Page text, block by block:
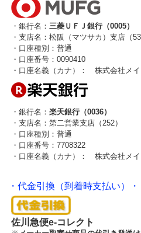
・銀行名： 三菱ＵＦＪ銀行（0005）
・支店名：松阪（マツサカ）支店（
・口座種別：普通
・口座番号：0090410
・口座名義（カナ）： 株式会社メイ
・銀行名： 楽天銀行（0036）
・支店名：第二営業支店（252）
・口座種別：普通
・口座番号：7708322
・口座名義（カナ）： 株式会社メイ
・代金引換（到着時支払い）・
佐川急便e-コレクト